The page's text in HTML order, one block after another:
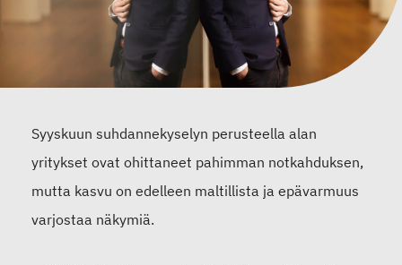
Syyskuun suhdannekyselyn perusteella alan
yritykset ovat ohittaneet pahimman notkahduksen,
mutta kasvu on edelleen maltillista ja epävarmuus
varjostaa näkymiä.